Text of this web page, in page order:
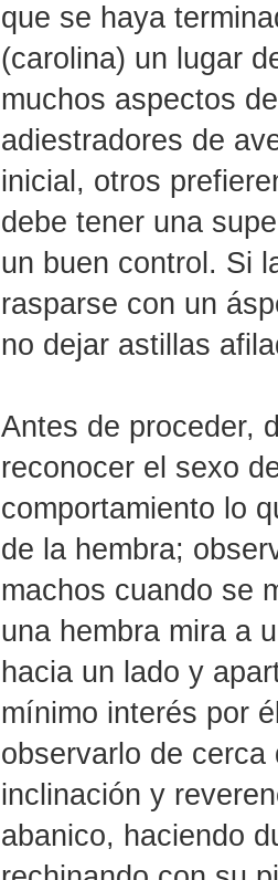
que se haya
(carolina) un lugar
muchos aspectos
adiestradores de
inicial, otros
debe tener una
un buen control. Si
rasparse con un
no dejar astillas
Antes de proceder,
reconocer el sexo
comportamiento lo
de la hembra;
machos cuando se
una hembra mira a
hacia un lado y
mínimo interés por
observarlo de
inclinación y
abanico, haciendo